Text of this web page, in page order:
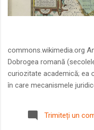
commons.wikimedia.org
Dobrogea romană
curiozitate academică; ea
în care mecanismele
Într-o epocă în care
era susținută de o
Trimiteți un